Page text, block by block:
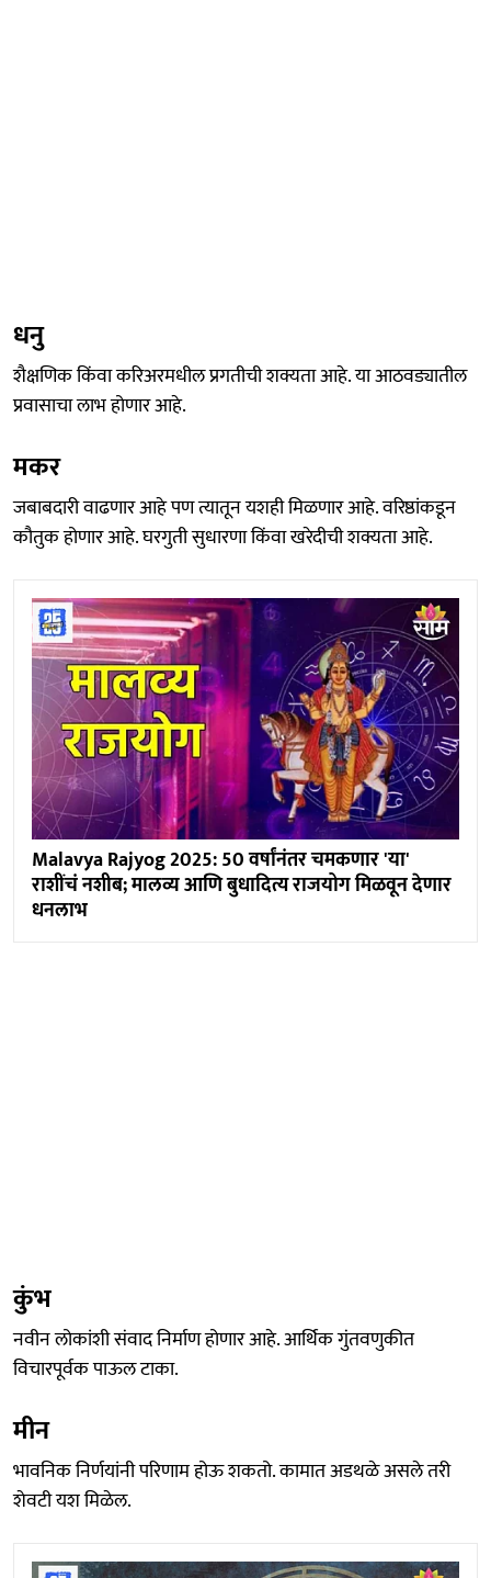
धनु
शैक्षणिक किंवा करिअरमधील प्रगतीची शक्यता आहे. या आठवड्यातील
प्रवासाचा लाभ होणार आहे.
मकर
जबाबदारी वाढणार आहे पण त्यातून यशही मिळणार आहे. वरिष्ठांकडून
कौतुक होणार आहे. घरगुती सुधारणा किंवा खरेदीची शक्यता आहे.
Malavya Rajyog 2025: 50 वर्षांनंतर चमकणार 'या'
राशींचं नशीब; मालव्य आणि बुधादित्य राजयोग मिळवून देणार
धनलाभ
कुंभ
नवीन लोकांशी संवाद निर्माण होणार आहे. आर्थिक गुंतवणुकीत
विचारपूर्वक पाऊल टाका.
मीन
भावनिक निर्णयांनी परिणाम होऊ शकतो. कामात अडथळे असले तरी
शेवटी यश मिळेल.